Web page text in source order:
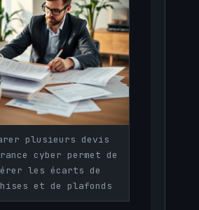
plusieurs devis
cyber permet de
les écarts de
et de plafonds